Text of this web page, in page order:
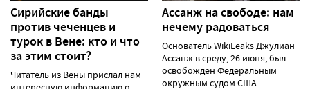
Сирийские банды
против чеченцев и
турок в Вене: кто и что
за этим стоит?
Читатель из Вены прислал нам
Ассанж на свободе: нам
нечему радоваться
Основатель WikiLeaks Джулиан
Ассанж в среду, 26 июня, был
освобожден Федеральным
окружным судом США......